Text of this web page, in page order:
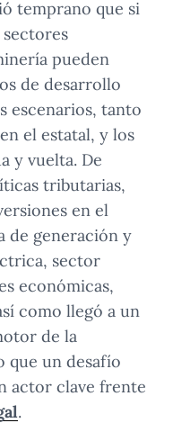
temprano que si
pueden
de desarrollo
escenarios, tanto
el estatal, y los
y vuelta. De
tributarias,
en el
de generación y
sector
económicas,
como llegó a un
de la
que un desafío
actor clave frente
.